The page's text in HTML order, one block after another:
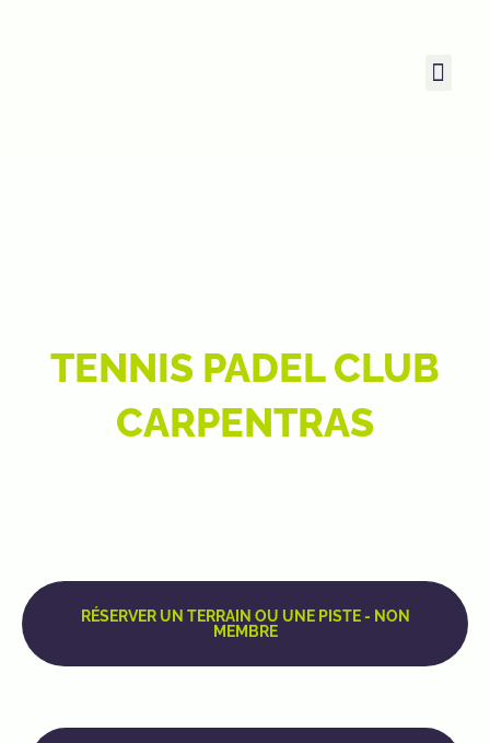
TENNIS PADEL CLUB
CARPENTRAS
RÉSERVER UN TERRAIN OU UNE PISTE - NON
MEMBRE